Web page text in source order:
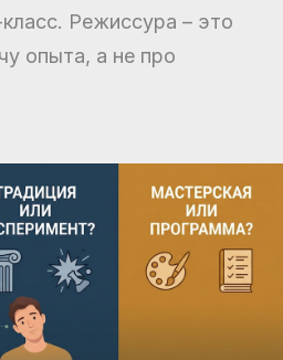
Режиссура – это
опыта, а не про